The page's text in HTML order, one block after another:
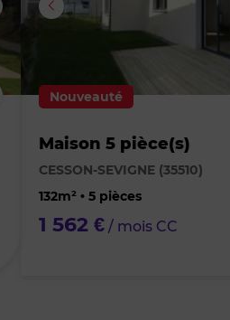
le
favoris
Nouveauté
Maison 5 pièce(s)
CESSON-SEVIGNE (35510)
132m² • 5 pièces
1 562 € / mois CC